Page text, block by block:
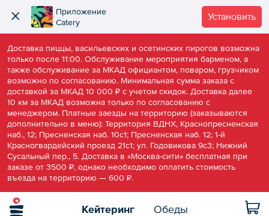
Приложение
Catery
Установить
Доставка пиццы, васильевских и осетинских пирогов возможна
только после 11:00. Обслуживание мероприятия барменом, а
также обслуживание за МКАД официантом, поваром, грузчиком
возможно по согласованию. Минимальная сумма заказа с
доставкой за МКАД 10 000 ₽ с учетом скидок. Доставка далее
10 км за МКАД возможна только по согласованию с
менеджером. Платные заезды на территорию (заказываются
дополнительно в меню): Территория ВДНХ, Краснопресненская
наб., 12; Пресненская наб. 10c1; Пресненская наб. 12; 1-й
Красногвардейский проезд 21c1; ул. Годовикова 9c3; Нижний
Сусальный пер., 5. Доставка в «Москва-сити» бесплатная при
заказе от 3500 ₽, однако необходимо оплатить стоимость
въезда на территорию — 600 ₽.
Кейтеринг Обеды